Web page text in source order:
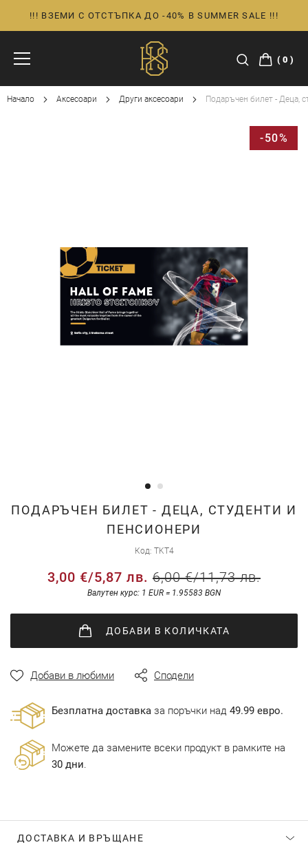
Прескачане
към
съдържанието
!!! ВЗЕМИ С ОТСТЪПКА ДО -40% В SUMMER SALE !!!
0
Начало Аксесоари Други аксесоари Подаръчен билет - Деца,
ПОДАРЪЧЕН БИЛЕТ - ДЕЦА, СТУДЕНТИ И
ПЕНСИОНЕРИ
Код TKT4
3,00 €/5,87 лв. 6,00 €/11,73 лв.
Валутен курс: 1 EUR = 1.95583 BGN
ДОБАВИ В КОЛИЧКАТА
Добави в любими Сподели
Безплатна доставка за поръчки над 49.99 евро.
Можете да замените всеки продукт в рамките на
30 дни.
ДОСТАВКА И ВРЪЩАНЕ
-50%
Преминете